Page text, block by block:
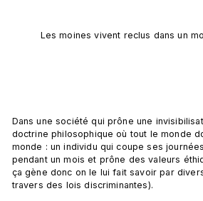
Les moines vivent reclus dans un
Dans une société qui prône une
doctrine philosophique où tout le monde
monde : un individu qui coupe ses
pendant un mois et prône des valeurs
ça gène donc on le lui fait savoir par
travers des lois discriminantes).